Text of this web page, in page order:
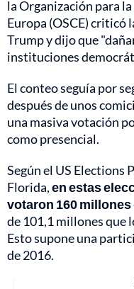
la Organización para
Europa (OSCE) criticó
Trump y dijo que
instituciones
El conteo seguía por
después de unos
una masiva votación
como presencial.
Según el US Elections
Florida,en estas
votaron 160
de 101,1 millones que
Esto supone una
de 2016.